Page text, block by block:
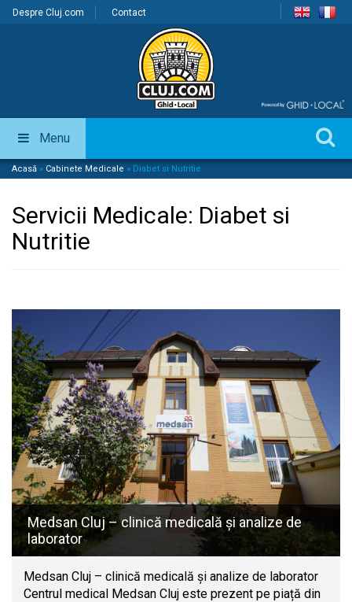
Despre Cluj.com Contact
Menu
Acasă » Cabinete Medicale » Diabet si Nutritie
Servicii Medicale: Diabet si
Nutritie
Medsan Cluj – clinică medicală și analize de
laborator
Medsan Cluj – clinică medicală și analize de laborator
Centrul medical Medsan Cluj este prezent pe piață din